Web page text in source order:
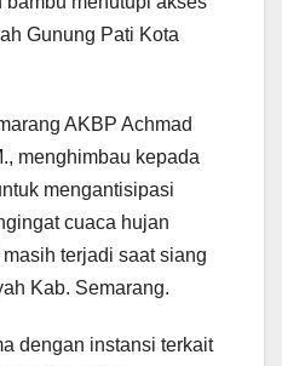
Gunung Pati Kota
AKBP Achmad
menghimbau kepada
mengantisipasi
cuaca hujan
terjadi saat siang
Kab. Semarang.
dengan instansi terkait